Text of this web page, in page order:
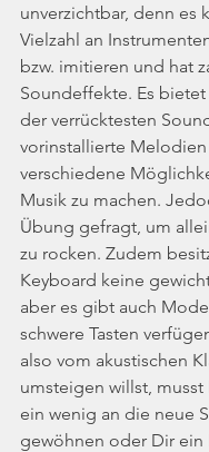
unverzichtbar, denn es
Vielzahl an
bzw. imitieren und hat
Soundeffekte. Es bietet
der verrücktesten
vorinstallierte
verschiedene
Musik zu machen.
Übung gefragt, um
zu rocken. Zudem
Keyboard keine
aber es gibt auch
schwere Tasten
also vom akustischen
umsteigen willst, musst
ein wenig an die neue
gewöhnen oder Dir ein